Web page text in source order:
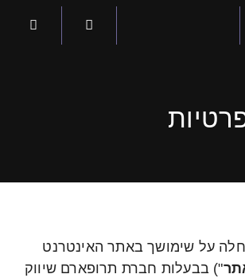
חלה על שימושך באתר האינטרנט
") בבעלות חברת תרופארם שיווק